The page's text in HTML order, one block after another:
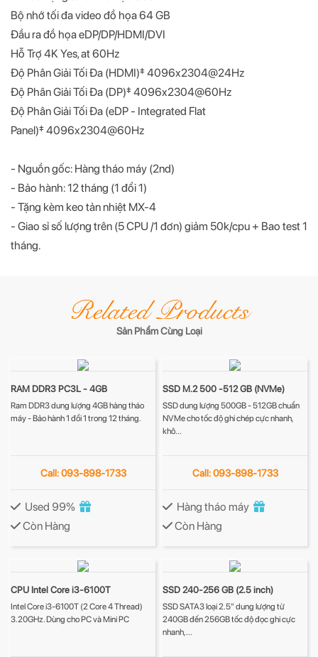
Bộ nhớ tối đa video đồ họa 64 GB
Đầu ra đồ họa eDP/DP/HDMI/DVI
Hỗ Trợ 4K Yes, at 60Hz
Độ Phân Giải Tối Đa (HDMI)‡ 4096x2304@24Hz
Độ Phân Giải Tối Đa (DP)‡ 4096x2304@60Hz
Độ Phân Giải Tối Đa (eDP - Integrated Flat
Panel)‡ 4096x2304@60Hz
- Nguồn gốc: Hàng tháo máy (2nd)
- Bảo hành: 12 tháng (1 đổi 1)
- Tặng kèm keo tản nhiệt MX-4
- Giao sỉ số lượng trên (5 CPU /1 đơn) giảm 50k/cpu + Bao test 1
tháng.
Related Products
Sản Phẩm Cùng Loại
RAM DDR3 PC3L - 4GB
Ram DDR3 dung lượng 4GB hàng tháo
máy - Bảo hành 1 đổi 1 trong 12 tháng.
Call: 093-898-1733
Used 99%
Còn Hàng
SSD M.2 500 -512 GB (NVMe)
SSD dung lượng 500GB - 512GB chuẩn
NVMe cho tốc độ ghi chép cực nhanh,
khô...
Call: 093-898-1733
Hàng tháo máy
Còn Hàng
CPU Intel Core i3-6100T
Intel Core i3-6100T (2 Core 4 Thread)
3.20GHz. Dùng cho PC và Mini PC
SSD 240-256 GB (2.5 inch)
SSD SATA3 loại 2.5" dung lượng từ
240GB đến 256GB tốc độ đọc ghi cực
nhanh,...